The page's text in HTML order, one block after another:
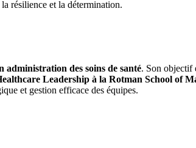
résilience et la détermination.
administration des soins de santé. Son objectif
Leadership à la Rotman School of
et gestion efficace des équipes.